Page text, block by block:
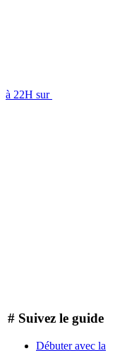
à 22H sur
# Suivez le guide
Débuter avec la